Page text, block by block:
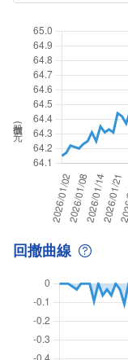
股價(元)
回撤曲線